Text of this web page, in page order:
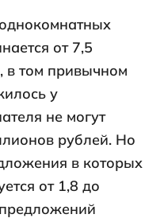
от 7,5
в том привычном
у
не могут
рублей. Но
в которых
от 1,8 до